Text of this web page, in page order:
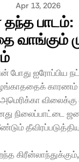
Apr 13, 2026
பாடம்:
வாங்கும்
போது ஐரோப்பிய
காரணம்
நிலைப்பாட்டை